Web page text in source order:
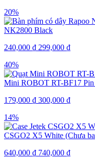
20%
NK2800 Black
240,000 ₫ 299,000 ₫
40%
Mini ROBOT RT-BF17
179,000 ₫ 300,000 ₫
14%
CSGO2 X5 White (Chưa
640,000 ₫ 740,000 ₫